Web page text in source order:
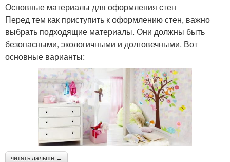
Основные материалы для оформления стен
Перед тем как приступить к оформлению стен, важно
выбрать подходящие материалы. Они должны быть
безопасными, экологичными и долговечными. Вот
основные варианты:
читать дальше →